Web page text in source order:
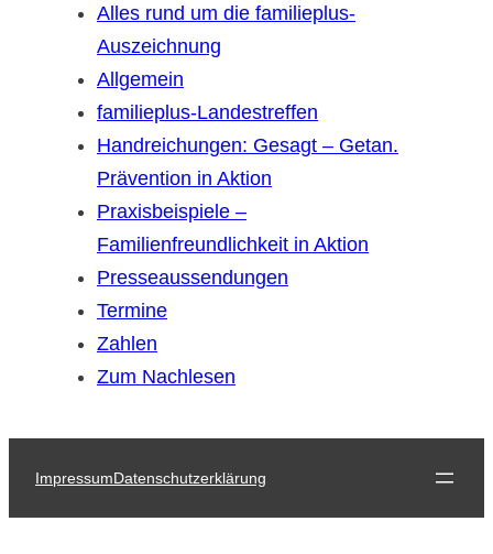
Alles rund um die familieplus-
Auszeichnung
Allgemein
familieplus-Landestreffen
Handreichungen: Gesagt – Getan.
Prävention in Aktion
Praxisbeispiele –
Familienfreundlichkeit in Aktion
Presseaussendungen
Termine
Zahlen
Zum Nachlesen
ImpressumDatenschutzerklärung